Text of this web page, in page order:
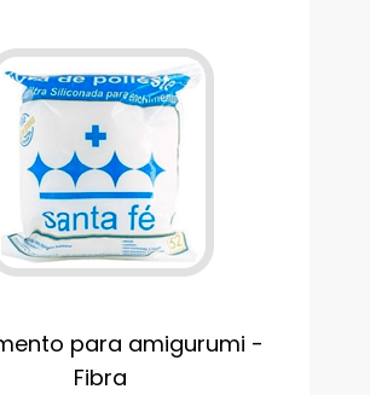
para amigurumi -
Fibra